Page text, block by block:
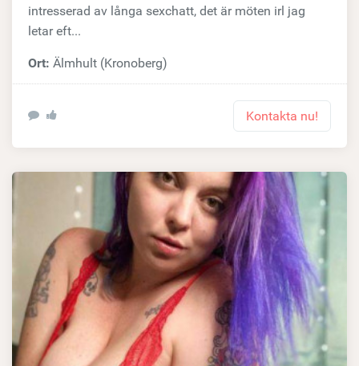
intresserad av långa sexchatt, det är möten irl jag
letar eft...
Ort: Älmhult (Kronoberg)
Kontakta nu!